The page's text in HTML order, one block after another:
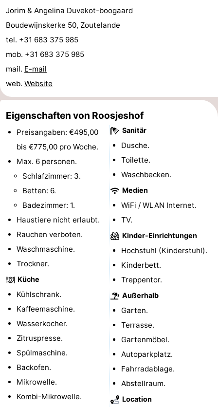
Sportangeln
Essen
und
trinken
Veranstaltungen
-
Ringstechen
Zoutelande
Actief
Praktisch
Forum
-
Medizin
Zeeland
Duiveland
-
Renesse
Brouwershaven
-
Bruinisse
Zierikzee
-
Natur
Jorim & Angelina Duvekot-boogaard
Boudewijnskerke 50, Zoutelande
tel. +31 683 375 985
mob. +31 683 375 985
mail. E-mail
web. Website
Eigenschaften von Roosjeshof
Preisangaben: €495,00
bis €775,00 pro Woche.
Max. 6 personen.
Schlafzimmer: 3.
Betten: 6.
Badezimmer: 1.
Haustiere nicht erlaubt.
Rauchen verboten.
Waschmaschine.
Trockner.
Küche
Kühlschrank.
Kaffeemaschine.
Wasserkocher.
Zitruspresse.
Spülmaschine.
Backofen.
Mikrowelle.
Kombi-Mikrowelle.
Sanitär
Dusche.
Toilette.
Waschbecken.
Medien
WiFi / WLAN Internet.
TV.
Kinder-Einrichtungen
Hochstuhl (Kinderstuhl).
Kinderbett.
Treppentor.
Außerhalb
Garten.
Terrasse.
Gartenmöbel.
Autoparkplatz.
Fahrradablage.
Abstellraum.
Location